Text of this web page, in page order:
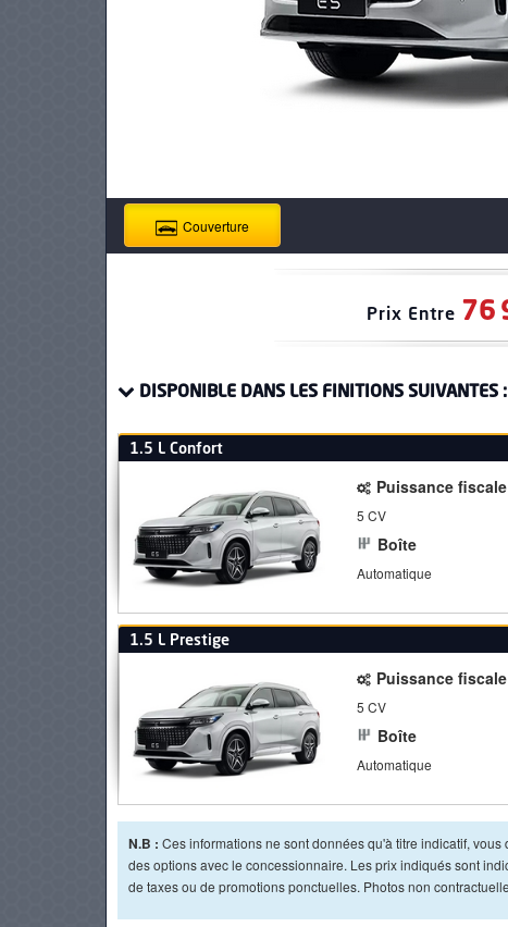
Couverture
Prix Entre 76
DISPONIBLE DANS LES FINITIONS SUIVANTES :
1.5 L Confort
Puissance fiscale
5 CV
Boîte
Automatique
1.5 L Prestige
Puissance fiscale
5 CV
Boîte
Automatique
N.B : Ces informations ne sont données qu'à titre indicatif,
des options avec le concessionnaire. Les prix indiqués sont
de taxes ou de promotions ponctuelles. Photos non